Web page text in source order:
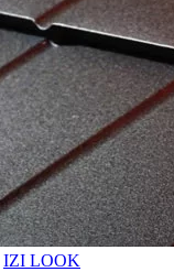
IZI LOOK